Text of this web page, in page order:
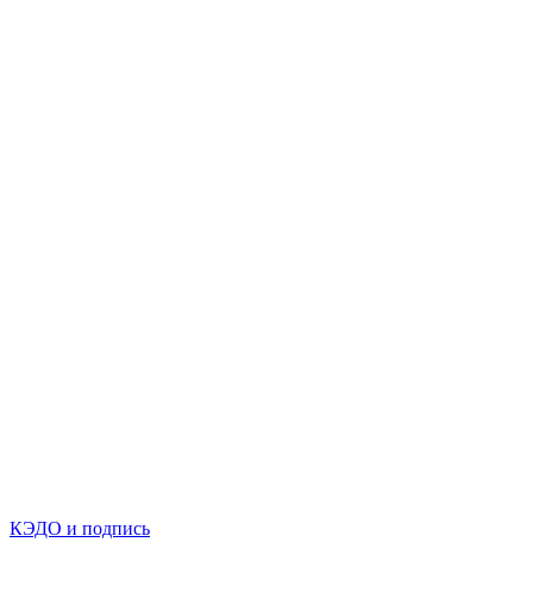
КЭДО и подпись